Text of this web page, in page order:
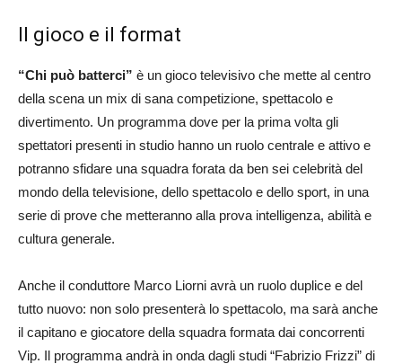
Il gioco e il format
“Chi può batterci” è un gioco televisivo che mette al centro
della scena un mix di sana competizione, spettacolo e
divertimento. Un programma dove per la prima volta gli
spettatori presenti in studio hanno un ruolo centrale e attivo e
potranno sfidare una squadra forata da ben sei celebrità del
mondo della televisione, dello spettacolo e dello sport, in una
serie di prove che metteranno alla prova intelligenza, abilità e
cultura generale.
Anche il conduttore Marco Liorni avrà un ruolo duplice e del
tutto nuovo: non solo presenterà lo spettacolo, ma sarà anche
il capitano e giocatore della squadra formata dai concorrenti
Vip. Il programma andrà in onda dagli studi “Fabrizio Frizzi” di